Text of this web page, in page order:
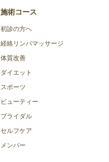
施術コース
初診の方へ
経絡リンパマッサージ
体質改善
ダイエット
スポーツ
ビューティー
ブライダル
セルフケア
メンバー